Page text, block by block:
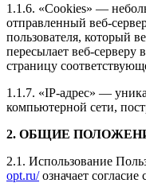
1.1.6. «Cookies» —
отправленный веб-
пользователя, который
пересылает веб-серверу
страницу
1.1.7. «IP-адрес» —
компьютерной сети,
2. ОБЩИЕ
2.1. Использование
opt.ru/означает